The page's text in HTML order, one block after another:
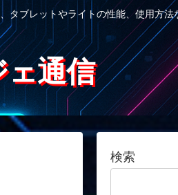
ブレットやライトの性能、使用方法
ェ通信
検索